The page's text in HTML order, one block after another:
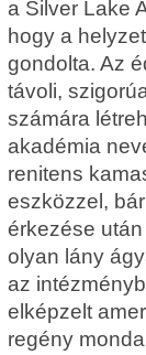
a Silver Lake
hogy a
gondolta. Az
távoli,
számára
akadémia
renitens
eszközzel,
érkezése
olyan lány
az
elképzelt
regény